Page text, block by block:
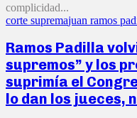
complicidad...
corte supremajuan ramos
Ramos Padilla
supremos” y los
suprimía el
lo dan los jueces,